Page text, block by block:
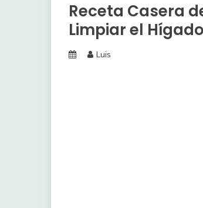
Receta Casera
Limpiar el Hígado
Luis